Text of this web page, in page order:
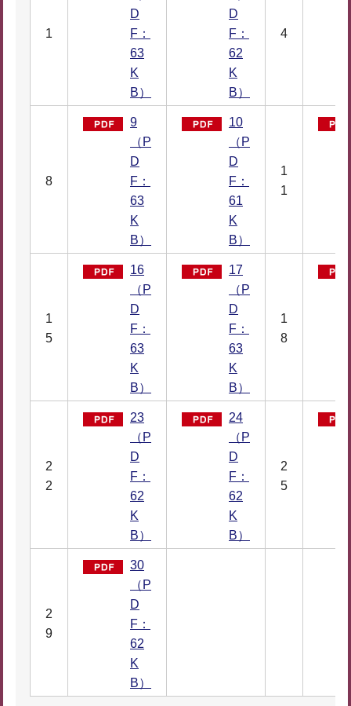
1
D
F：
63
K
B）
D
F：
62
K
B）
4
8
9
（P
D
F：
63
K
B）
10
（P
D
F：
61
K
B）
1
1
1
5
16
（P
D
F：
63
K
B）
17
（P
D
F：
63
K
B）
1
8
2
2
23
（P
D
F：
62
K
B）
24
（P
D
F：
62
K
B）
2
5
2
9
30
（P
D
F：
62
K
B）